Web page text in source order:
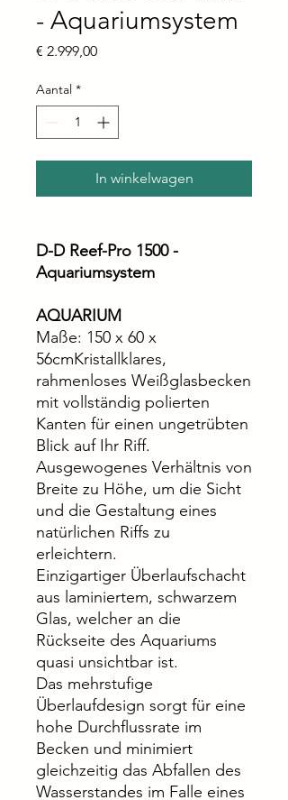
- Aquariumsystem
€ 2.999,00Prijs
Aantal *
In winkelwagen
D-D Reef-Pro 1500 -
Aquariumsystem
AQUARIUM
Maße: 150 x 60 x
56cmKristallklares,
rahmenloses Weißglasbecken
mit vollständig polierten
Kanten für einen ungetrübten
Blick auf Ihr Riff.
Ausgewogenes Verhältnis von
Breite zu Höhe, um die Sicht
und die Gestaltung eines
natürlichen Riffs zu
erleichtern.
Einzigartiger Überlaufschacht
aus laminiertem, schwarzem
Glas, welcher an die
Rückseite des Aquariums
quasi unsichtbar ist.
Das mehrstufige
Überlaufdesign sorgt für eine
hohe Durchflussrate im
Becken und minimiert
gleichzeitig das Abfallen des
Wasserstandes im Falle eines